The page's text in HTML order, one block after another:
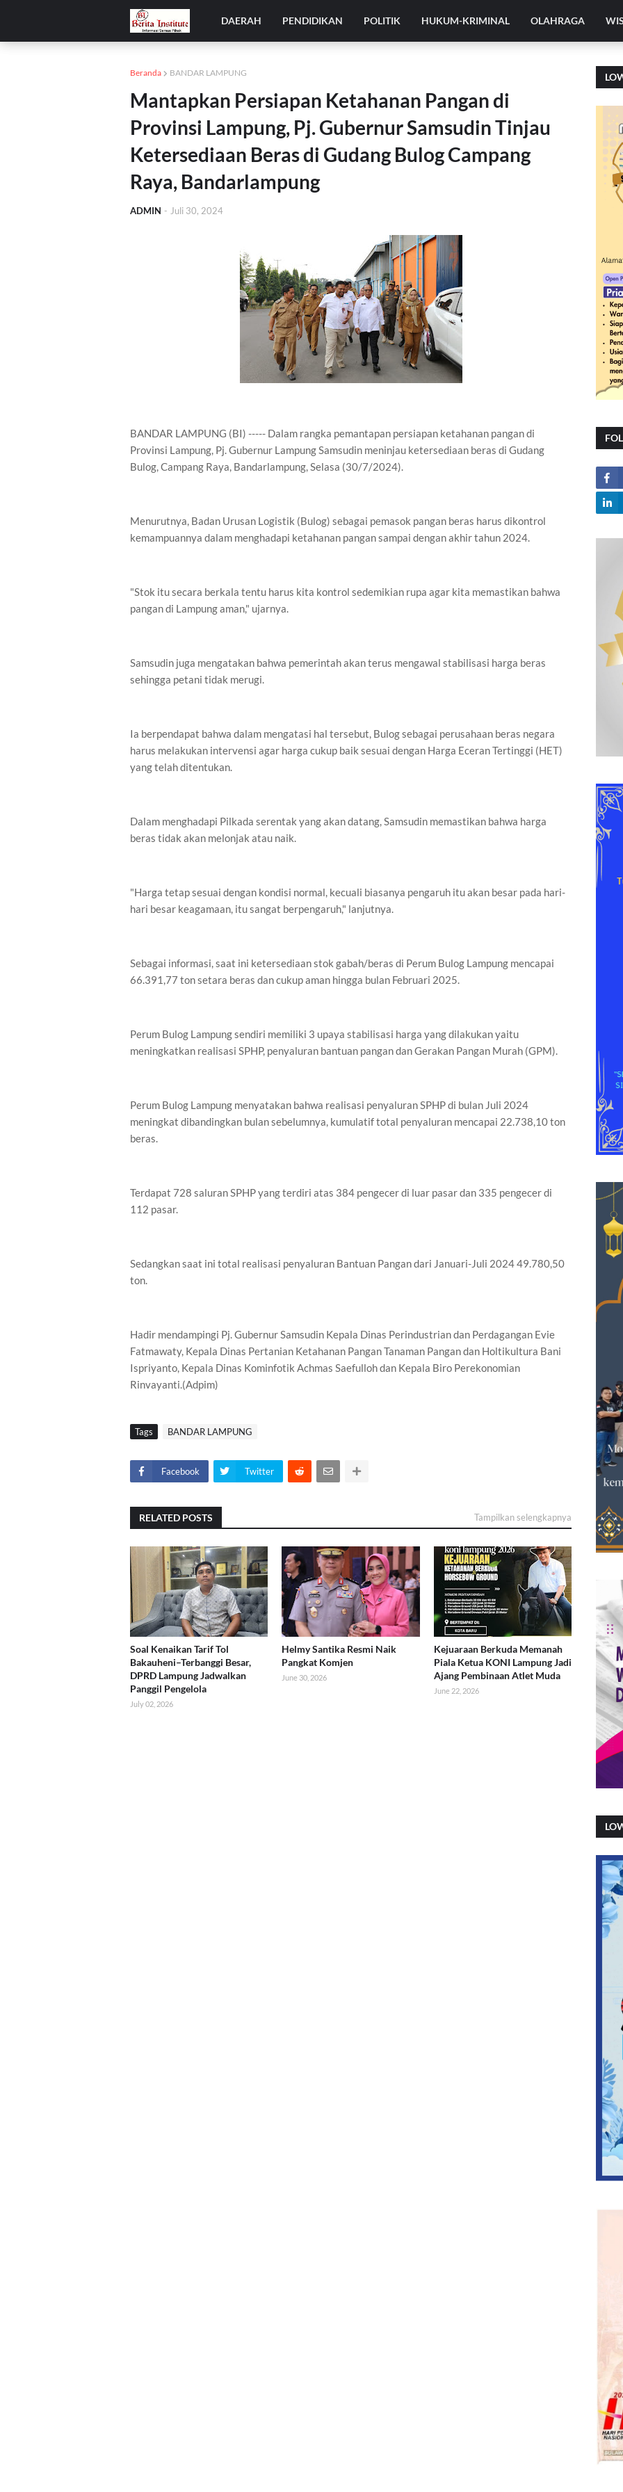
DAERAH PENDIDIKAN POLITIK HUKUM-KRIMINAL OLAHRAGA
Beranda BANDAR LAMPUNG
Mantapkan Persiapan Ketahanan Pangan di
Provinsi Lampung, Pj. Gubernur Samsudin Tinjau
Ketersediaan Beras di Gudang Bulog Campang
Raya, Bandarlampung
ADMIN - Juli 30, 2024
BANDAR LAMPUNG (BI) ----- Dalam rangka pemantapan persiapan ketahanan pangan di
Provinsi Lampung, Pj. Gubernur Lampung Samsudin meninjau ketersediaan beras di Gudang
Bulog, Campang Raya, Bandarlampung, Selasa (30/7/2024).
Menurutnya, Badan Urusan Logistik (Bulog) sebagai pemasok pangan beras harus dikontrol
kemampuannya dalam menghadapi ketahanan pangan sampai dengan akhir tahun 2024.
"Stok itu secara berkala tentu harus kita kontrol sedemikian rupa agar kita memastikan bahwa
pangan di Lampung aman," ujarnya.
Samsudin juga mengatakan bahwa pemerintah akan terus mengawal stabilisasi harga beras
sehingga petani tidak merugi.
Ia berpendapat bahwa dalam mengatasi hal tersebut, Bulog sebagai perusahaan beras negara
harus melakukan intervensi agar harga cukup baik sesuai dengan Harga Eceran Tertinggi (HET)
yang telah ditentukan.
Dalam menghadapi Pilkada serentak yang akan datang, Samsudin memastikan bahwa harga
beras tidak akan melonjak atau naik.
"Harga tetap sesuai dengan kondisi normal, kecuali biasanya pengaruh itu akan besar pada hari-
hari besar keagamaan, itu sangat berpengaruh," lanjutnya.
Sebagai informasi, saat ini ketersediaan stok gabah/beras di Perum Bulog Lampung mencapai
66.391,77 ton setara beras dan cukup aman hingga bulan Februari 2025.
Perum Bulog Lampung sendiri memiliki 3 upaya stabilisasi harga yang dilakukan yaitu
meningkatkan realisasi SPHP, penyaluran bantuan pangan dan Gerakan Pangan Murah (GPM).
Perum Bulog Lampung menyatakan bahwa realisasi penyaluran SPHP di bulan Juli 2024
meningkat dibandingkan bulan sebelumnya, kumulatif total penyaluran mencapai 22.738,10 ton
beras.
Terdapat 728 saluran SPHP yang terdiri atas 384 pengecer di luar pasar dan 335 pengecer di
112 pasar.
Sedangkan saat ini total realisasi penyaluran Bantuan Pangan dari Januari-Juli 2024 49.780,50
ton.
Hadir mendampingi Pj. Gubernur Samsudin Kepala Dinas Perindustrian dan Perdagangan Evie
Fatmawaty, Kepala Dinas Pertanian Ketahanan Pangan Tanaman Pangan dan Holtikultura Bani
Ispriyanto, Kepala Dinas Kominfotik Achmas Saefulloh dan Kepala Biro Perekonomian
Rinvayanti.(Adpim)
Tags BANDAR LAMPUNG
Facebook Twitter
RELATED POSTS Tampilkan selengkapnya
Soal Kenaikan Tarif Tol
Bakauheni–Terbanggi Besar,
DPRD Lampung Jadwalkan
Panggil Pengelola
July 02, 2026
Helmy Santika Resmi Naik
Pangkat Komjen
June 30, 2026
Kejuaraan Berkuda Memanah
Piala Ketua KONI Lampung Jadi
Ajang Pembinaan Atlet Muda
June 22, 2026